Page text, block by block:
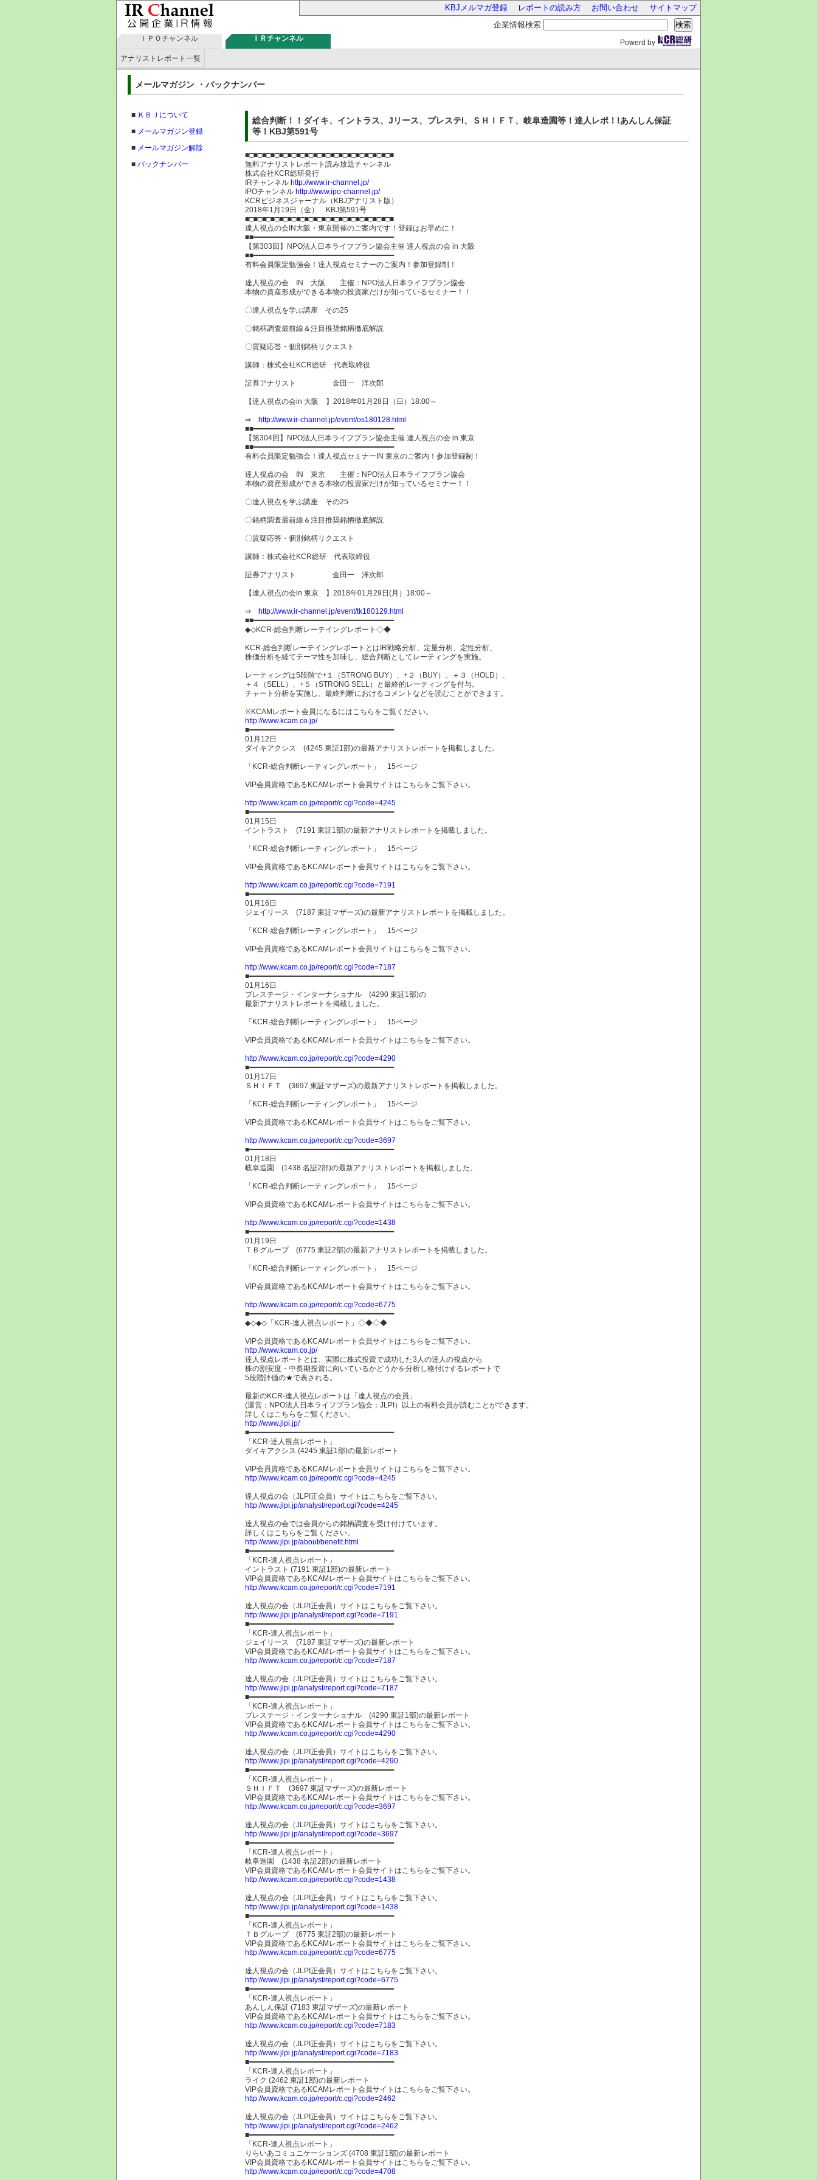
KBJメルマガ登録 レポートの読み方 お問い合わせ
サイトマップ
企業情報検索
検索
ＩＰＯチャンネル ＩＲチャンネル
Powerd by
アナリストレポート一覧
メールマガジン ・バックナンバー
■ ＫＢＪについて
■ メールマガジン登録
■ メールマガジン解除
■ バックナンバー
総合判断！！ダイキ、イントラス、Jリース、プレステI、ＳＨＩＦＴ、岐阜造園等！達人レポ！!あんしん保証
等！KBJ第591号
■□■□■□■□■□■□■□■□■□■□■□■□■□■□■□■□■□■
無料アナリストレポート読み放題チャンネル
株式会社KCR総研発行
IRチャンネル http://www.ir-channel.jp/
IPOチャンネル http://www.ipo-channel.jp/
KCRビジネスジャーナル（KBJアナリスト版）
2018年1月19日（金） KBJ第591号
■□■□■□■□■□■□■□■□■□■□■□■□■□■□■□■□■□■
達人視点の会IN大阪・東京開催のご案内です！登録はお早めに！
■■━━━━━━━━━━━━━━━━━━━━━━━━━━━━━━━━━
【第303回】NPO法人日本ライフプラン協会主催 達人視点の会 in 大阪
■■━━━━━━━━━━━━━━━━━━━━━━━━━━━━━━━━━
有料会員限定勉強会！達人視点セミナーのご案内！参加登録制！
達人視点の会 IN 大阪 主催：NPO法人日本ライフプラン協会
本物の資産形成ができる本物の投資家だけが知っているセミナー！！
〇達人視点を学ぶ講座 その25
〇銘柄調査最前線＆注目推奨銘柄徹底解説
〇質疑応答・個別銘柄リクエスト
講師：株式会社KCR総研 代表取締役
証券アナリスト 金田一 洋次郎
【達人視点の会in 大阪 】2018年01月28日（日）18:00～
⇒ http://www.ir-channel.jp/event/os180128.html
■■━━━━━━━━━━━━━━━━━━━━━━━━━━━━━━━━━
【第304回】NPO法人日本ライフプラン協会主催 達人視点の会 in 東京
■■━━━━━━━━━━━━━━━━━━━━━━━━━━━━━━━━━
有料会員限定勉強会！達人視点セミナーIN 東京のご案内！参加登録制！
達人視点の会 IN 東京 主催：NPO法人日本ライフプラン協会
本物の資産形成ができる本物の投資家だけが知っているセミナー！！
〇達人視点を学ぶ講座 その25
〇銘柄調査最前線＆注目推奨銘柄徹底解説
〇質疑応答・個別銘柄リクエスト
講師：株式会社KCR総研 代表取締役
証券アナリスト 金田一 洋次郎
【達人視点の会in 東京 】2018年01月29日(月）18:00～
⇒ http://www.ir-channel.jp/event/tk180129.html
■■━━━━━━━━━━━━━━━━━━━━━━━━━━━━━━━━━
◆◇KCR-総合判断レーテイングレポート◇◆
KCR-総合判断レーテイングレポートとはIR戦略分析、定量分析、定性分析、
株価分析を経てテーマ性を加味し、総合判断としてレーティングを実施。
レーティングは5段階で+１（STRONG BUY）、+２（BUY）、＋３（HOLD）、
＋４（SELL）、+５（STRONG SELL）と最終的レーティングを付与。
チャート分析を実施し、最終判断におけるコメントなどを読むことができます。
※KCAMレポート会員になるにはこちらをご覧ください。
http://www.kcam.co.jp/
■━━━━━━━━━━━━━━━━━━━━━━━━━━━━━━━━━━
01月12日
ダイキアクシス (4245 東証1部)の最新アナリストレポートを掲載しました。
「KCR-総合判断レーティングレポート」 15ページ
VIP会員資格であるKCAMレポート会員サイトはこちらをご覧下さい。
http://www.kcam.co.jp/report/c.cgi?code=4245
■━━━━━━━━━━━━━━━━━━━━━━━━━━━━━━━━━━
01月15日
イントラスト (7191 東証1部)の最新アナリストレポートを掲載しました。
「KCR-総合判断レーティングレポート」 15ページ
VIP会員資格であるKCAMレポート会員サイトはこちらをご覧下さい。
http://www.kcam.co.jp/report/c.cgi?code=7191
■━━━━━━━━━━━━━━━━━━━━━━━━━━━━━━━━━━
01月16日
ジェイリース (7187 東証マザーズ)の最新アナリストレポートを掲載しました。
「KCR-総合判断レーティングレポート」 15ページ
VIP会員資格であるKCAMレポート会員サイトはこちらをご覧下さい。
http://www.kcam.co.jp/report/c.cgi?code=7187
■━━━━━━━━━━━━━━━━━━━━━━━━━━━━━━━━━━
01月16日
プレステージ・インターナショナル (4290 東証1部)の
最新アナリストレポートを掲載しました。
「KCR-総合判断レーティングレポート」 15ページ
VIP会員資格であるKCAMレポート会員サイトはこちらをご覧下さい。
http://www.kcam.co.jp/report/c.cgi?code=4290
■━━━━━━━━━━━━━━━━━━━━━━━━━━━━━━━━━━
01月17日
ＳＨＩＦＴ (3697 東証マザーズ)の最新アナリストレポートを掲載しました。
「KCR-総合判断レーティングレポート」 15ページ
VIP会員資格であるKCAMレポート会員サイトはこちらをご覧下さい。
http://www.kcam.co.jp/report/c.cgi?code=3697
■━━━━━━━━━━━━━━━━━━━━━━━━━━━━━━━━━━
01月18日
岐阜造園 (1438 名証2部)の最新アナリストレポートを掲載しました。
「KCR-総合判断レーティングレポート」 15ページ
VIP会員資格であるKCAMレポート会員サイトはこちらをご覧下さい。
http://www.kcam.co.jp/report/c.cgi?code=1438
■━━━━━━━━━━━━━━━━━━━━━━━━━━━━━━━━━━
01月19日
ＴＢグループ (6775 東証2部)の最新アナリストレポートを掲載しました。
「KCR-総合判断レーティングレポート」 15ページ
VIP会員資格であるKCAMレポート会員サイトはこちらをご覧下さい。
http://www.kcam.co.jp/report/c.cgi?code=6775
■━━━━━━━━━━━━━━━━━━━━━━━━━━━━━━━━━━
◆◇◆◇「KCR-達人視点レポート」◇◆◇◆
VIP会員資格であるKCAMレポート会員サイトはこちらをご覧下さい。
http://www.kcam.co.jp/
達人視点レポートとは、実際に株式投資で成功した3人の達人の視点から
株の割安度・中長期投資に向いているかどうかを分析し格付けするレポートで
5段階評価の★で表される。
最新のKCR-達人視点レポートは「達人視点の会員」
(運営：NPO法人日本ライフプラン協会：JLPI）以上の有料会員が読むことができます。
詳しくはこちらをご覧ください。
http://www.jlpi.jp/
■━━━━━━━━━━━━━━━━━━━━━━━━━━━━━━━━━━
「KCR-達人視点レポート」
ダイキアクシス (4245 東証1部)の最新レポート
VIP会員資格であるKCAMレポート会員サイトはこちらをご覧下さい。
http://www.kcam.co.jp/report/c.cgi?code=4245
達人視点の会（JLPI正会員）サイトはこちらをご覧下さい。
http://www.jlpi.jp/analyst/report.cgi?code=4245
達人視点の会では会員からの銘柄調査を受け付けています。
詳しくはこちらをご覧ください。
http://www.jlpi.jp/about/benefit.html
■━━━━━━━━━━━━━━━━━━━━━━━━━━━━━━━━━━
「KCR-達人視点レポート」
イントラスト (7191 東証1部)の最新レポート
VIP会員資格であるKCAMレポート会員サイトはこちらをご覧下さい。
http://www.kcam.co.jp/report/c.cgi?code=7191
達人視点の会（JLPI正会員）サイトはこちらをご覧下さい。
http://www.jlpi.jp/analyst/report.cgi?code=7191
■━━━━━━━━━━━━━━━━━━━━━━━━━━━━━━━━━━
「KCR-達人視点レポート」
ジェイリース (7187 東証マザーズ)の最新レポート
VIP会員資格であるKCAMレポート会員サイトはこちらをご覧下さい。
http://www.kcam.co.jp/report/c.cgi?code=7187
達人視点の会（JLPI正会員）サイトはこちらをご覧下さい。
http://www.jlpi.jp/analyst/report.cgi?code=7187
■━━━━━━━━━━━━━━━━━━━━━━━━━━━━━━━━━━
「KCR-達人視点レポート」
プレステージ・インターナショナル (4290 東証1部)の最新レポート
VIP会員資格であるKCAMレポート会員サイトはこちらをご覧下さい。
http://www.kcam.co.jp/report/c.cgi?code=4290
達人視点の会（JLPI正会員）サイトはこちらをご覧下さい。
http://www.jlpi.jp/analyst/report.cgi?code=4290
■━━━━━━━━━━━━━━━━━━━━━━━━━━━━━━━━━━
「KCR-達人視点レポート」
ＳＨＩＦＴ (3697 東証マザーズ)の最新レポート
VIP会員資格であるKCAMレポート会員サイトはこちらをご覧下さい。
http://www.kcam.co.jp/report/c.cgi?code=3697
達人視点の会（JLPI正会員）サイトはこちらをご覧下さい。
http://www.jlpi.jp/analyst/report.cgi?code=3697
■━━━━━━━━━━━━━━━━━━━━━━━━━━━━━━━━━━
「KCR-達人視点レポート」
岐阜造園 (1438 名証2部)の最新レポート
VIP会員資格であるKCAMレポート会員サイトはこちらをご覧下さい。
http://www.kcam.co.jp/report/c.cgi?code=1438
達人視点の会（JLPI正会員）サイトはこちらをご覧下さい。
http://www.jlpi.jp/analyst/report.cgi?code=1438
■━━━━━━━━━━━━━━━━━━━━━━━━━━━━━━━━━━
「KCR-達人視点レポート」
ＴＢグループ (6775 東証2部)の最新レポート
VIP会員資格であるKCAMレポート会員サイトはこちらをご覧下さい。
http://www.kcam.co.jp/report/c.cgi?code=6775
達人視点の会（JLPI正会員）サイトはこちらをご覧下さい。
http://www.jlpi.jp/analyst/report.cgi?code=6775
■━━━━━━━━━━━━━━━━━━━━━━━━━━━━━━━━━━
「KCR-達人視点レポート」
あんしん保証 (7183 東証マザーズ)の最新レポート
VIP会員資格であるKCAMレポート会員サイトはこちらをご覧下さい。
http://www.kcam.co.jp/report/c.cgi?code=7183
達人視点の会（JLPI正会員）サイトはこちらをご覧下さい。
http://www.jlpi.jp/analyst/report.cgi?code=7183
■━━━━━━━━━━━━━━━━━━━━━━━━━━━━━━━━━━
「KCR-達人視点レポート」
ライク (2462 東証1部)の最新レポート
VIP会員資格であるKCAMレポート会員サイトはこちらをご覧下さい。
http://www.kcam.co.jp/report/c.cgi?code=2462
達人視点の会（JLPI正会員）サイトはこちらをご覧下さい。
http://www.jlpi.jp/analyst/report.cgi?code=2462
■━━━━━━━━━━━━━━━━━━━━━━━━━━━━━━━━━━
「KCR-達人視点レポート」
りらいあコミュニケーションズ (4708 東証1部)の最新レポート
VIP会員資格であるKCAMレポート会員サイトはこちらをご覧下さい。
http://www.kcam.co.jp/report/c.cgi?code=4708